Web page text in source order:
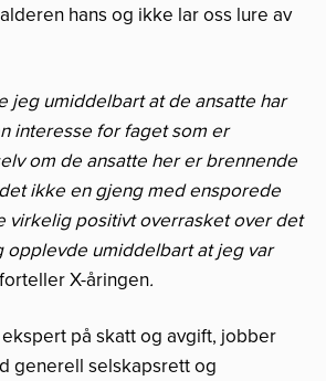
hans og ikke lar oss lure av
jeg umiddelbart at de ansatte har
interesse for faget som er
om de ansatte her er brennende
ikke en gjeng med ensporede
virkelig positivt overrasket over det
opplevde umiddelbart at jeg var
forteller X-åringen.
på skatt og avgift, jobber
generell selskapsrett og